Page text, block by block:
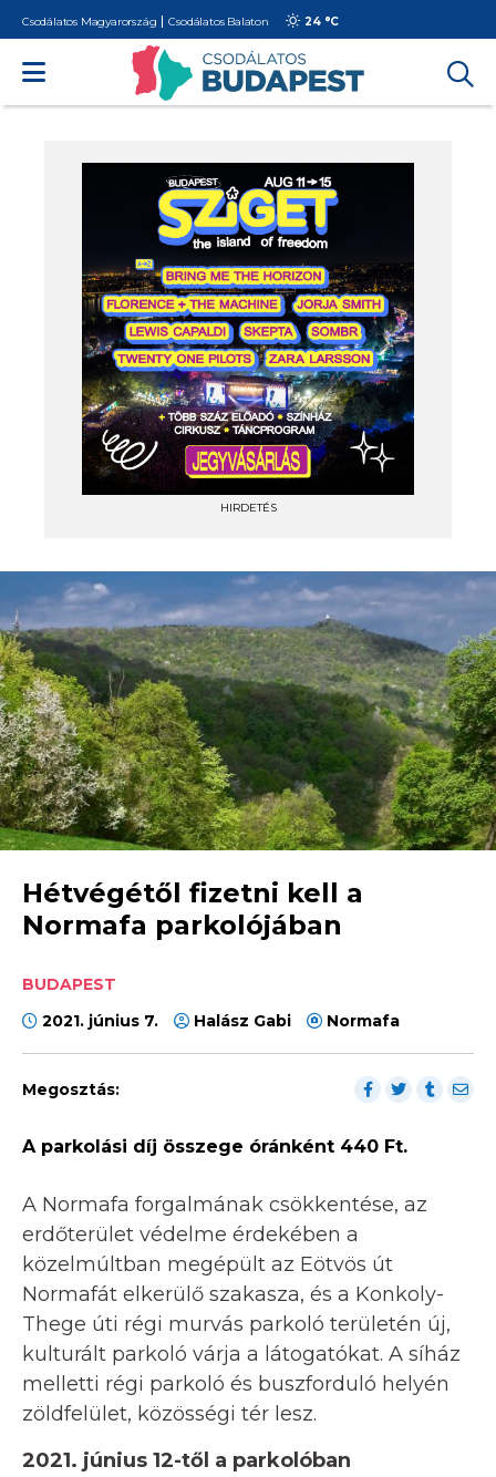
Csodálatos Magyarország Csodálatos Balaton 24 °C
HIRDETÉS
Hétvégétől fizetni kell a
Normafa parkolójában
BUDAPEST
2021. június 7.
Halász Gabi Normafa
Megosztás:
A parkolási díj összege óránként 440 Ft.
A Normafa forgalmának csökkentése, az
erdőterület védelme érdekében a
közelmúltban megépült az Eötvös út
Normafát elkerülő szakasza, és a Konkoly-
Thege úti régi murvás parkoló területén új,
kulturált parkoló várja a látogatókat. A síház
melletti régi parkoló és buszforduló helyén
zöldfelület, közösségi tér lesz.
2021. június 12-től a parkolóban